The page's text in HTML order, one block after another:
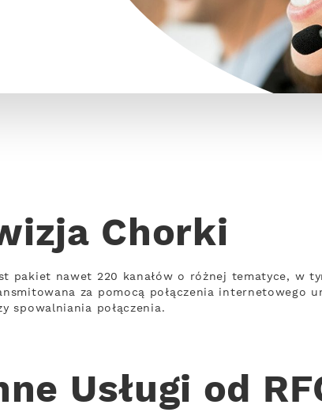
Chorki
pakiet nawet 220 kanałów o różnej tematyce, w
za pomocą połączenia internetowego
spowalniania połączenia.
Usługi od